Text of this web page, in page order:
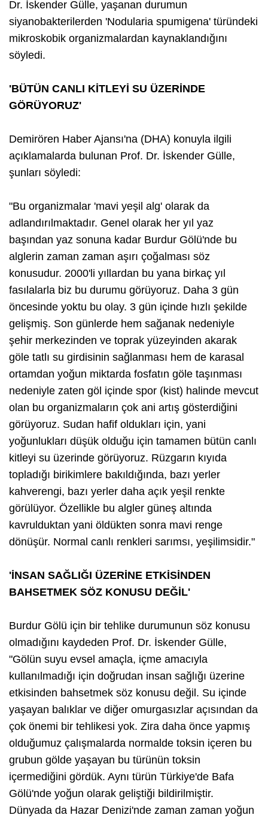
Dr. İskender Gülle, yaşanan durumun
siyanobakterilerden 'Nodularia spumigena' türündeki
mikroskobik organizmalardan kaynaklandığını
söyledi.
'BÜTÜN CANLI KİTLEYİ SU ÜZERİNDE
GÖRÜYORUZ'
Demirören Haber Ajansı'na (DHA) konuyla ilgili
açıklamalarda bulunan Prof. Dr. İskender Gülle,
şunları söyledi:
"Bu organizmalar 'mavi yeşil alg' olarak da
adlandırılmaktadır. Genel olarak her yıl yaz
başından yaz sonuna kadar Burdur Gölü'nde bu
alglerin zaman zaman aşırı çoğalması söz
konusudur. 2000'li yıllardan bu yana birkaç yıl
fasılalarla biz bu durumu görüyoruz. Daha 3 gün
öncesinde yoktu bu olay. 3 gün içinde hızlı şekilde
gelişmiş. Son günlerde hem sağanak nedeniyle
şehir merkezinden ve toprak yüzeyinden akarak
göle tatlı su girdisinin sağlanması hem de karasal
ortamdan yoğun miktarda fosfatın göle taşınması
nedeniyle zaten göl içinde spor (kist) halinde mevcut
olan bu organizmaların çok ani artış gösterdiğini
görüyoruz. Sudan hafif oldukları için, yani
yoğunlukları düşük olduğu için tamamen bütün canlı
kitleyi su üzerinde görüyoruz. Rüzgarın kıyıda
topladığı birikimlere bakıldığında, bazı yerler
kahverengi, bazı yerler daha açık yeşil renkte
görülüyor. Özellikle bu algler güneş altında
kavrulduktan yani öldükten sonra mavi renge
dönüşür. Normal canlı renkleri sarımsı, yeşilimsidir."
'İNSAN SAĞLIĞI ÜZERİNE ETKİSİNDEN
BAHSETMEK SÖZ KONUSU DEĞİL'
Burdur Gölü için bir tehlike durumunun söz konusu
olmadığını kaydeden Prof. Dr. İskender Gülle,
"Gölün suyu evsel amaçla, içme amacıyla
kullanılmadığı için doğrudan insan sağlığı üzerine
etkisinden bahsetmek söz konusu değil. Su içinde
yaşayan balıklar ve diğer omurgasızlar açısından da
çok önemi bir tehlikesi yok. Zira daha önce yapmış
olduğumuz çalışmalarda normalde toksin içeren bu
grubun gölde yaşayan bu türünün toksin
içermediğini gördük. Aynı türün Türkiye'de Bafa
Gölü'nde yoğun olarak geliştiği bildirilmiştir.
Dünyada da Hazar Denizi'nde zaman zaman yoğun